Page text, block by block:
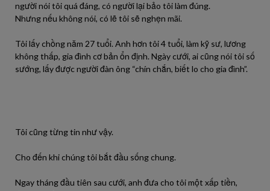
người nói tôi quá đáng, có người lại bảo tôi làm đúng.
Nhưng nếu không nói, có lẽ tôi sẽ nghẹn mãi.
Tôi lấy chồng năm 27 tuổi. Anh hơn tôi 4 tuổi, làm kỹ sư, lương
không thấp, gia đình cơ bản ổn định. Ngày cưới, ai cũng nói tôi số
sướng, lấy được người đàn ông “chín chắn, biết lo cho gia đình”.
Tôi cũng từng tin như vậy.
Cho đến khi chúng tôi bắt đầu sống chung.
Ngay tháng đầu tiên sau cưới, anh đưa cho tôi một xấp tiền,